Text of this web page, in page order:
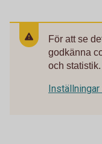
För att se
godkänna
och statistik.